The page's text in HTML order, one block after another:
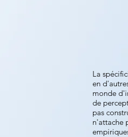
La
en
monde
de
pas
n'attache